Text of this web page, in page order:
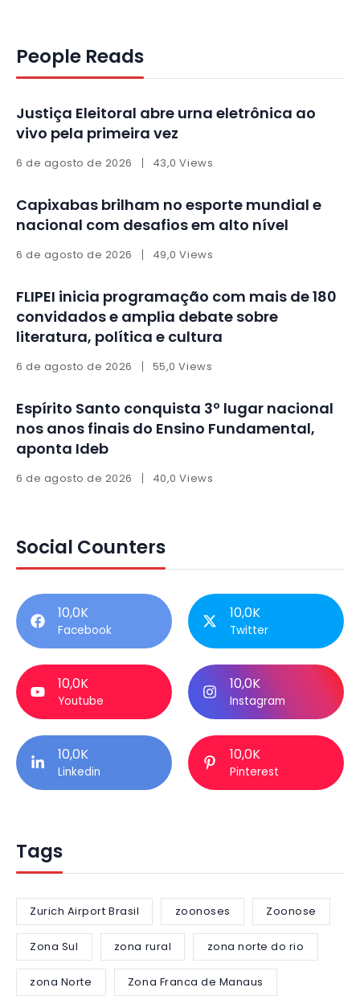
People Reads
Justiça Eleitoral abre urna eletrônica ao
vivo pela primeira vez
6 de agosto de 2026 43,0 Views
Capixabas brilham no esporte mundial e
nacional com desafios em alto nível
6 de agosto de 2026 49,0 Views
FLIPEI inicia programação com mais de 180
convidados e amplia debate sobre
literatura, política e cultura
6 de agosto de 2026 55,0 Views
Espírito Santo conquista 3º lugar nacional
nos anos finais do Ensino Fundamental,
aponta Ideb
6 de agosto de 2026 40,0 Views
Social Counters
10,0K
Facebook
10,0K
Twitter
10,0K
Youtube
10,0K
Instagram
10,0K
Linkedin
10,0K
Pinterest
Tags
Zurich Airport Brasil zoonoses Zoonose
Zona Sul zona rural zona norte do rio
zona Norte Zona Franca de Manaus